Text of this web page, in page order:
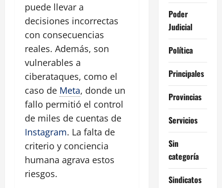
puede llevar a
decisiones incorrectas
con consecuencias
reales. Además, son
vulnerables a
ciberataques, como el
caso de Meta, donde un
fallo permitió el control
de miles de cuentas de
Instagram. La falta de
criterio y conciencia
humana agrava estos
riesgos.
Poder
Judicial
Política
Principales
Provincias
Servicios
Sin
categoría
Sindicatos